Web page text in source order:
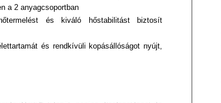
a 2 anyagcsoportban
és kiváló
hőstabilitást biztosít
és rendkívüli kopásállóságot nyújt,